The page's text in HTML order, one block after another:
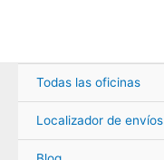
Todas las oficinas
Localizador de envíos